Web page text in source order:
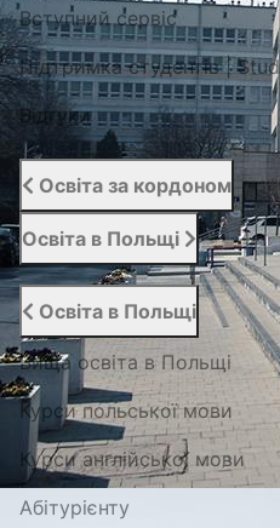
Вступний сервіс
Підтримка студентів |
Відгуки
Освіта за кордоном
Освіта в Польщі
Освіта в Польщі
Вища освіта в Польщі
Курси польської мови
Курси англійської мови
Абітурієнту